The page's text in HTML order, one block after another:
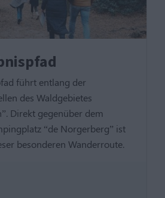
führt entlang der
des Waldgebietes
Direkt gegenüber dem
“de Norgerberg” ist
besonderen Wanderroute.